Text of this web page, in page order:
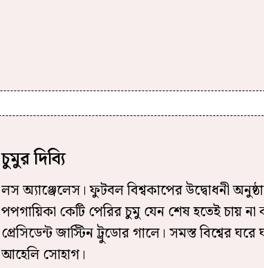
চুমুর দিব্যি
লস অ্যাঞ্জেলেস। ফুটবল বিশ্বকাপের উদ্বোধনী
পপগায়িকা কেটি পেরির চুমু যেন শেষ হতেই চায় না
প্রেসিডেন্ট জাস্টিন ট্রুডোর গালে। সমস্ত বিশ্বের
আহেলি সোহাগ।